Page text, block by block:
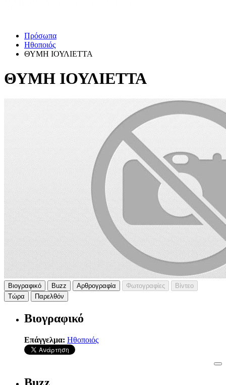
Πρόσωπα
Ηθοποιός
ΘΥΜΗ ΙΟΥΛΙΕΤΤΑ
ΘΥΜΗ ΙΟΥΛΙΕΤΤΑ
Βιογραφικό Buzz Αρθρογραφία Φωτογραφίες
Βίντεο
Τώρα
Παρελθόν
Βιογραφικό
Επάγγελμα: Ηθοποιός